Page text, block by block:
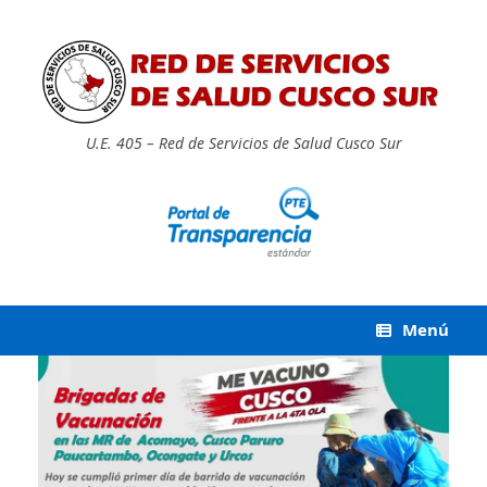
U.E. 405 – Red de Servicios de Salud Cusco Sur
Menú